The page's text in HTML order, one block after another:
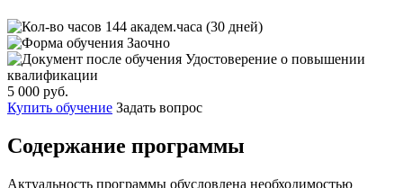
144 академ.часа (30 дней)
Заочно
Удостоверение о повышении
квалификации
5 000 руб.
Купить обучение Задать вопрос
Содержание программы
Актуальность программы обусловлена необходимостью